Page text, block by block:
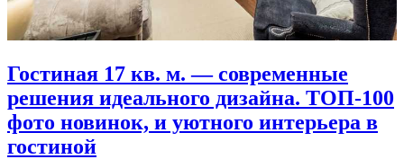
Гостиная 17 кв. м. — современные
решения идеального дизайна. ТОП-100
фото новинок, и уютного интерьера в
гостиной